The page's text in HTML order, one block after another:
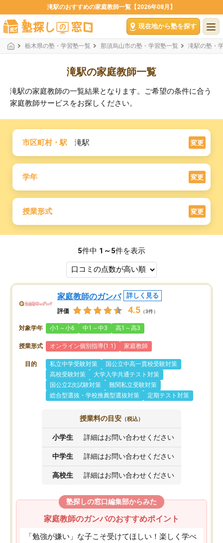
滝駅のおすすめの家庭教師一覧【2026年08月】
現在地から塾を探す
栃木県の塾・学習塾一覧 那須烏山市の塾・学習塾一覧 滝駅の塾・
滝駅の家庭教師一覧
滝駅の家庭教師の一覧結果となります。ご希望の条件に合う
家庭教師サービスをお探しください。
市区町村・駅 滝駅 変更
学年 変更
授業形式 変更
5件中 1～5件を表示
家庭教師のガンバ 詳しく見る
評価 4.5 （3件）
対象学年 小1～小6 中1～中3 高1～高3
授業形式 オンライン個別指導(1:1) 家庭教師
目的 私立中学受験対策
国公立中高一貫校受験対策
高校受験対策
大学入学共通テスト対策
国公立2次試験対策
難関私立受験対策
総合型選抜・学校推薦型選抜対策
定期テスト対策
授業料の目安 （税込）
小学生 詳細はお問い合わせください
中学生 詳細はお問い合わせください
高校生 詳細はお問い合わせください
塾探しの窓口編集部からみた
家庭教師のガンバのおすすめポイント
「勉強が嫌い」な子こそ受けてほしい！楽しく学べ